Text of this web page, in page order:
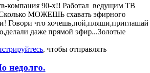
компания 90-х!! Работал ведущим ТВ
МОЖЕШЬ схавать эфирного
Говори что хочешь,пой,пляши,приглашай
даже прямой эфир...Золотые
, чтобы отправлять
недолго.